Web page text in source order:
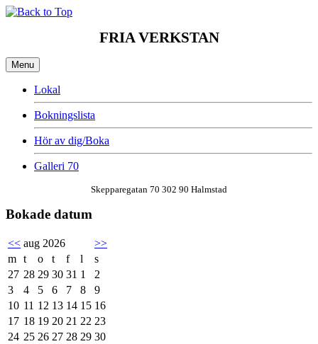
FRIA VERKSTAN
Menu
Lokal
Bokningslista
Hör av dig/Boka
Galleri 70
Skepparegatan 70 302 90 Halmstad
Bokade datum
<< aug 2026
>>
m t o t f l
s
27 28 29 30 31 1
2
3
4 5 6 7 8
9
10 11 12 13 14 15 16
17 18 19 20 21 22 23
24 25 26 27 28 29 30